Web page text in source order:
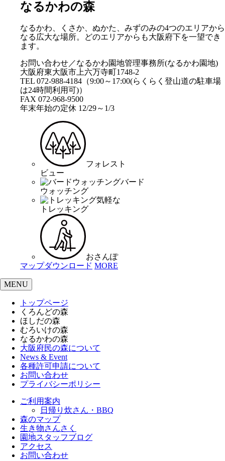
なるかわの森
なるかわ、くさか、ぬかた、みずのみの4つのエリアから
なる広大な場所。どのエリアからも大阪府下を一望でき
ます。
お問い合わせ／なるかわ園地管理事務所(なるかわ園地)
大阪府東大阪市上六万寺町1748-2
TEL 072-988-4184（9:00～17:00(らくらく登山道の駐車場
は24時間利用可)）
FAX 072-968-9500
年末年始の定休 12/29～1/3
フォレスト
ビュー
バード
ウォッチング
気軽な
トレッキング
おさんぽ
マップダウンロード MORE
MENU
トップページ
くろんどの森
ほしだの森
むろいけの森
なるかわの森
大阪府民の森について
News & Event
各種許可申請について
お問い合わせ
プライバシーポリシー
ご利用案内
日帰り炊さん・BBQ
森のマップ
生き物さんさく
園地スタッフブログ
アクセス
お問い合わせ